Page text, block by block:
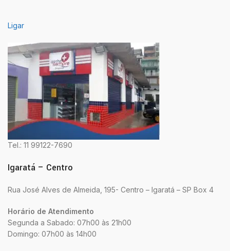
Ligar
Tel.: 11 99122-7690
Igaratá – Centro
Rua José Alves de Almeida, 195- Centro – Igaratá – SP Box 4
Horário de Atendimento
Segunda a Sabado: 07h00 às 21h00
Domingo: 07h00 às 14h00